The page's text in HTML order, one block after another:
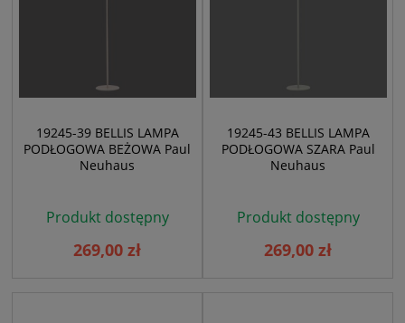
19245-39 BELLIS LAMPA
PODŁOGOWA BEŻOWA Paul
Neuhaus
Produkt dostępny
269,00 zł
19245-43 BELLIS LAMPA
PODŁOGOWA SZARA Paul
Neuhaus
Produkt dostępny
269,00 zł